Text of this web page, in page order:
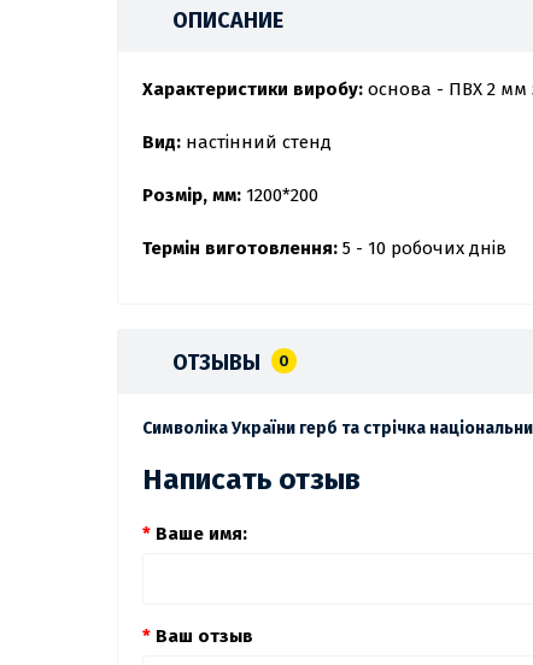
ОПИСАНИЕ
Характеристики виробу: основа - ПВХ 2 мм
Вид: настінний стенд
Розмір, мм: 1200*200
Термін виготовлення: 5 - 10 робочих днів
ОТЗЫВЫ 0
Символіка України герб та стрічка
Написать отзыв
Ваше имя:
Ваш отзыв